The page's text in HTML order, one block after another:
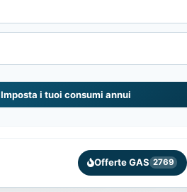
Imposta i tuoi consumi annui
Offerte GAS 2769